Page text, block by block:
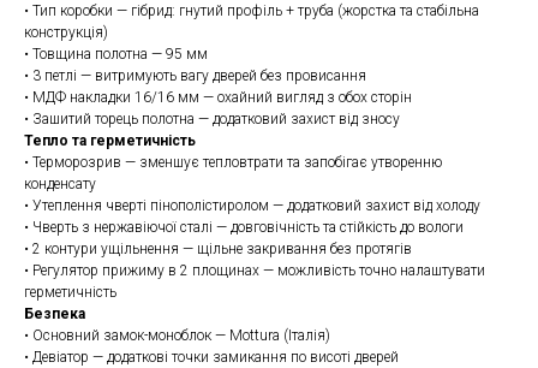
• Тип коробки — гібрид: гнутий профіль + труба (жорстка та стабільна
конструкція)
• Товщина полотна — 95 мм
• 3 петлі — витримують вагу дверей без провисання
• МДФ накладки 16/16 мм — охайний вигляд з обох сторін
• Зашитий торець полотна — додатковий захист від зносу
Тепло та герметичність
• Терморозрив — зменшує тепловтрати та запобігає утворенню
конденсату
• Утеплення чверті пінополістиролом — додатковий захист від холоду
• Чверть з нержавіючої сталі — довговічність та стійкість до вологи
• 2 контури ущільнення — щільне закривання без протягів
• Регулятор прижиму в 2 площинах — можливість точно налаштувати
герметичність
Безпека
• Основний замок-моноблок — Mottura (Італія)
• Девіатор — додаткові точки замикання по висоті дверей